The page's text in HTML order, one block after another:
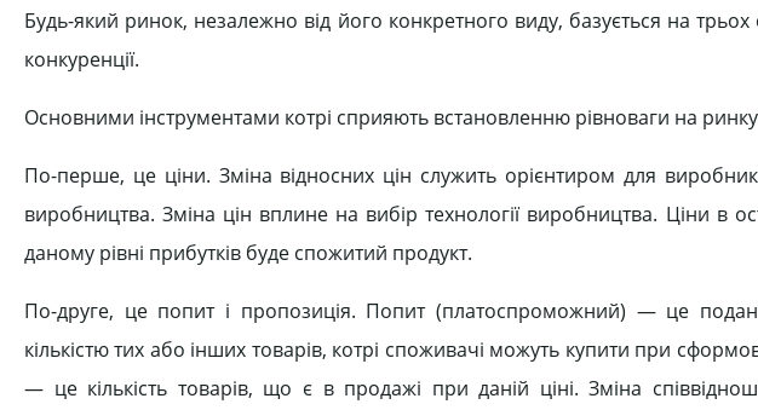
Будь-який ринок, незалежно від його конкретного виду, базується на трьох
конкуренції.
Основними інструментами котрі сприяють встановленню рівноваги на
По-перше, це ціни. Зміна відносних цін служить орієнтиром для
виробництва. Зміна цін вплине на вибір технології виробництва. Ціни в
даному рівні прибутків буде спожитий продукт.
По-друге, це попит і пропозиція. Попит (платоспроможний) — це
кількістю тих або інших товарів, котрі споживачі можуть купити при
— це кількість товарів, що є в продажі при даній ціні. Зміна